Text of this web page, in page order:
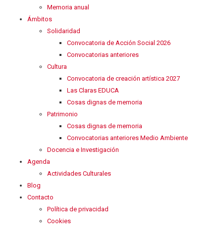
Memoria anual
Ámbitos
Solidaridad
Convocatoria de Acción Social 2026
Convocatorias anteriores
Cultura
Convocatoria de creación artística 2027
Las Claras EDUCA
Cosas dignas de memoria
Patrimonio
Cosas dignas de memoria
Convocatorias anteriores Medio Ambiente
Docencia e Investigación
Agenda
Actividades Culturales
Blog
Contacto
Política de privacidad
Cookies